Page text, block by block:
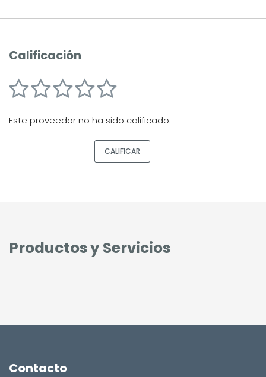
Calificación
Este proveedor no ha sido calificado.
CALIFICAR
Productos y Servicios
Contacto